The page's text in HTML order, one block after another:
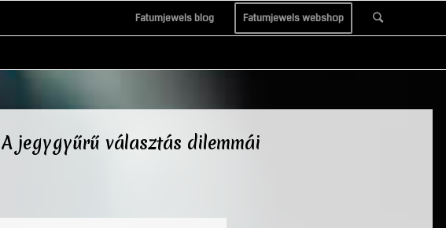
Fatumjewels blog Fatumjewels webshop
jegygyűrű választás dilemmái